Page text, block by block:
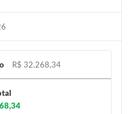
R$ 32.268,34